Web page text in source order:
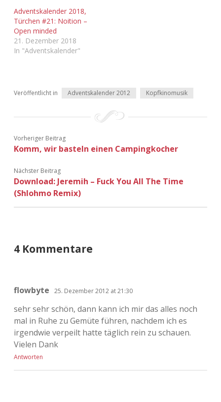
Adventskalender 2018,
Türchen #21: Noition –
Open minded
21. Dezember 2018
In "Adventskalender"
Veröffentlicht in Adventskalender 2012 Kopfkinomusik
Vorheriger Beitrag
Komm, wir basteln einen Campingkocher
Nächster Beitrag
Download: Jeremih – Fuck You All The Time
(Shlohmo Remix)
4 Kommentare
flowbyte 25. Dezember 2012 at 21:30
sehr sehr schön, dann kann ich mir das alles noch
mal in Ruhe zu Gemüte führen, nachdem ich es
irgendwie verpeilt hatte täglich rein zu schauen.
Vielen Dank
Antworten